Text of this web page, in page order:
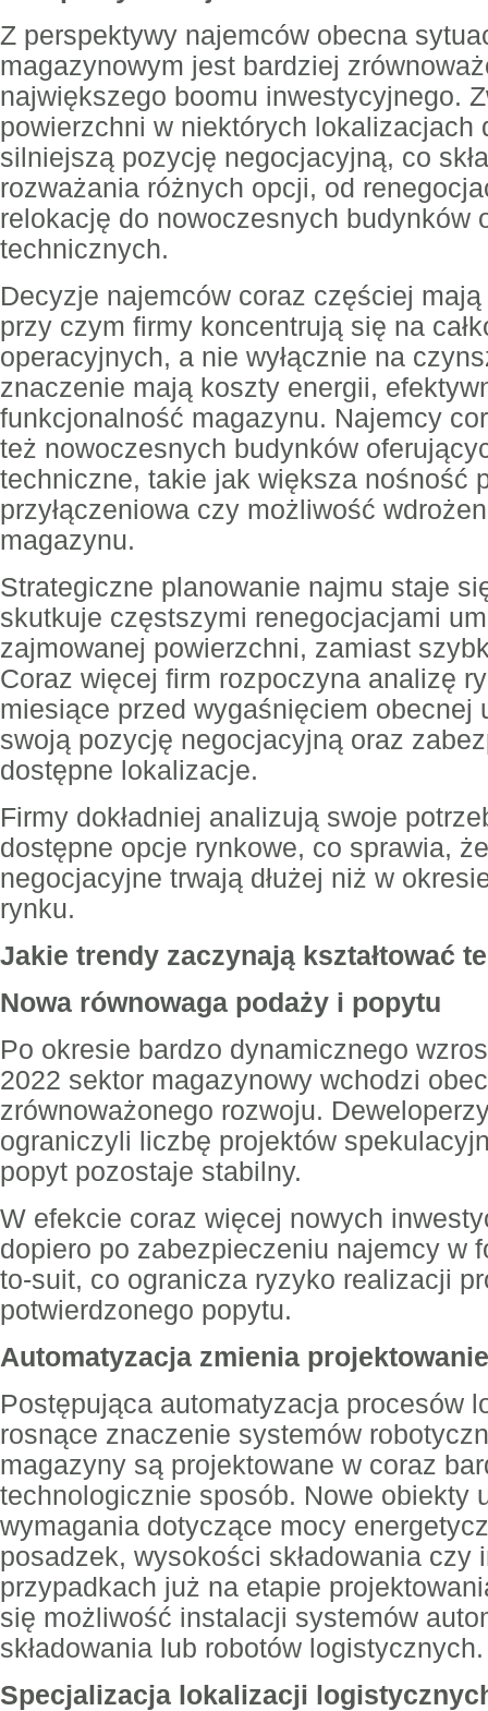
Z perspektywy najemców obecna
magazynowym jest bardziej
największego boomu inwestycyjnego.
powierzchni w niektórych lokalizacjach
silniejszą pozycję negocjacyjną, co
rozważania różnych opcji, od
relokację do nowoczesnych budynków
technicznych.
Decyzje najemców coraz częściej
przy czym firmy koncentrują się na
operacyjnych, a nie wyłącznie na
znaczenie mają koszty energii,
funkcjonalność magazynu. Najemcy
też nowoczesnych budynków
techniczne, takie jak większa nośność
przyłączeniowa czy możliwość
magazynu.
Strategiczne planowanie najmu staje
skutkuje częstszymi renegocjacjami
zajmowanej powierzchni, zamiast
Coraz więcej firm rozpoczyna analizę
miesiące przed wygaśnięciem obecnej
swoją pozycję negocjacyjną oraz
dostępne lokalizacje.
Firmy dokładniej analizują swoje
dostępne opcje rynkowe, co sprawia,
negocjacyjne trwają dłużej niż w
rynku.
Jakie trendy zaczynają kształtować
Nowa równowaga podaży i popytu
Po okresie bardzo dynamicznego
2022 sektor magazynowy wchodzi
zrównoważonego rozwoju.
ograniczyli liczbę projektów
popyt pozostaje stabilny.
W efekcie coraz więcej nowych
dopiero po zabezpieczeniu najemcy w
to-suit, co ogranicza ryzyko realizacji
potwierdzonego popytu.
Automatyzacja zmienia
Postępująca automatyzacja procesów
rosnące znaczenie systemów
magazyny są projektowane w coraz
technologicznie sposób. Nowe obiekty
wymagania dotyczące mocy
posadzek, wysokości składowania czy
przypadkach już na etapie
się możliwość instalacji systemów
składowania lub robotów logistycznych.
Specjalizacja lokalizacji